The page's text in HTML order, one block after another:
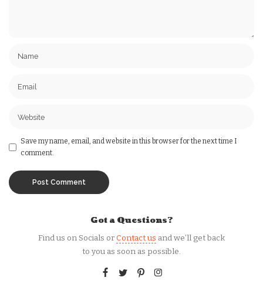
Save my name, email, and website in this browser for the next time I
comment.
Got a Questions?
Find us on Socials orContact us and we’ll get back
to you as soon as possible.